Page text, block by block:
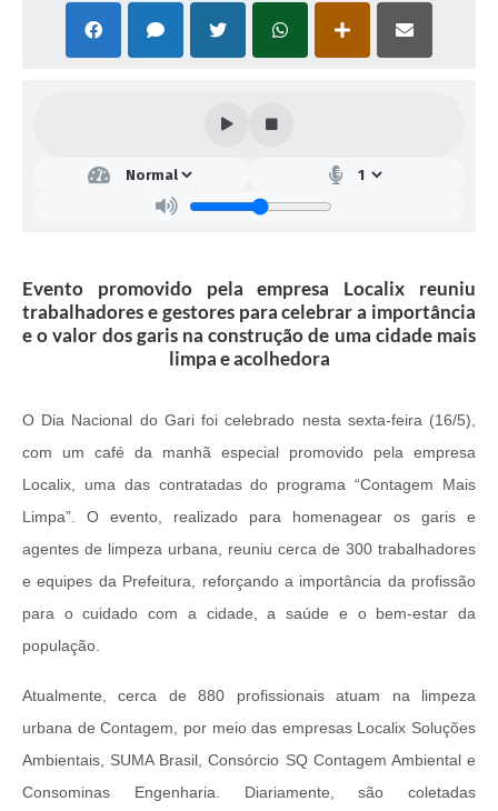
Evento promovido pela empresa Localix reuniu
trabalhadores e gestores para celebrar a importância
e o valor dos garis na construção de uma cidade mais
limpa e acolhedora
O Dia Nacional do Gari foi celebrado nesta sexta-feira (16/5),
com um café da manhã especial promovido pela empresa
Localix, uma das contratadas do programa “Contagem Mais
Limpa”. O evento, realizado para homenagear os garis e
agentes de limpeza urbana, reuniu cerca de 300 trabalhadores
e equipes da Prefeitura, reforçando a importância da profissão
para o cuidado com a cidade, a saúde e o bem-estar da
população.
Atualmente, cerca de 880 profissionais atuam na limpeza
urbana de Contagem, por meio das empresas Localix Soluções
Ambientais, SUMA Brasil, Consórcio SQ Contagem Ambiental e
Consominas Engenharia. Diariamente, são coletadas